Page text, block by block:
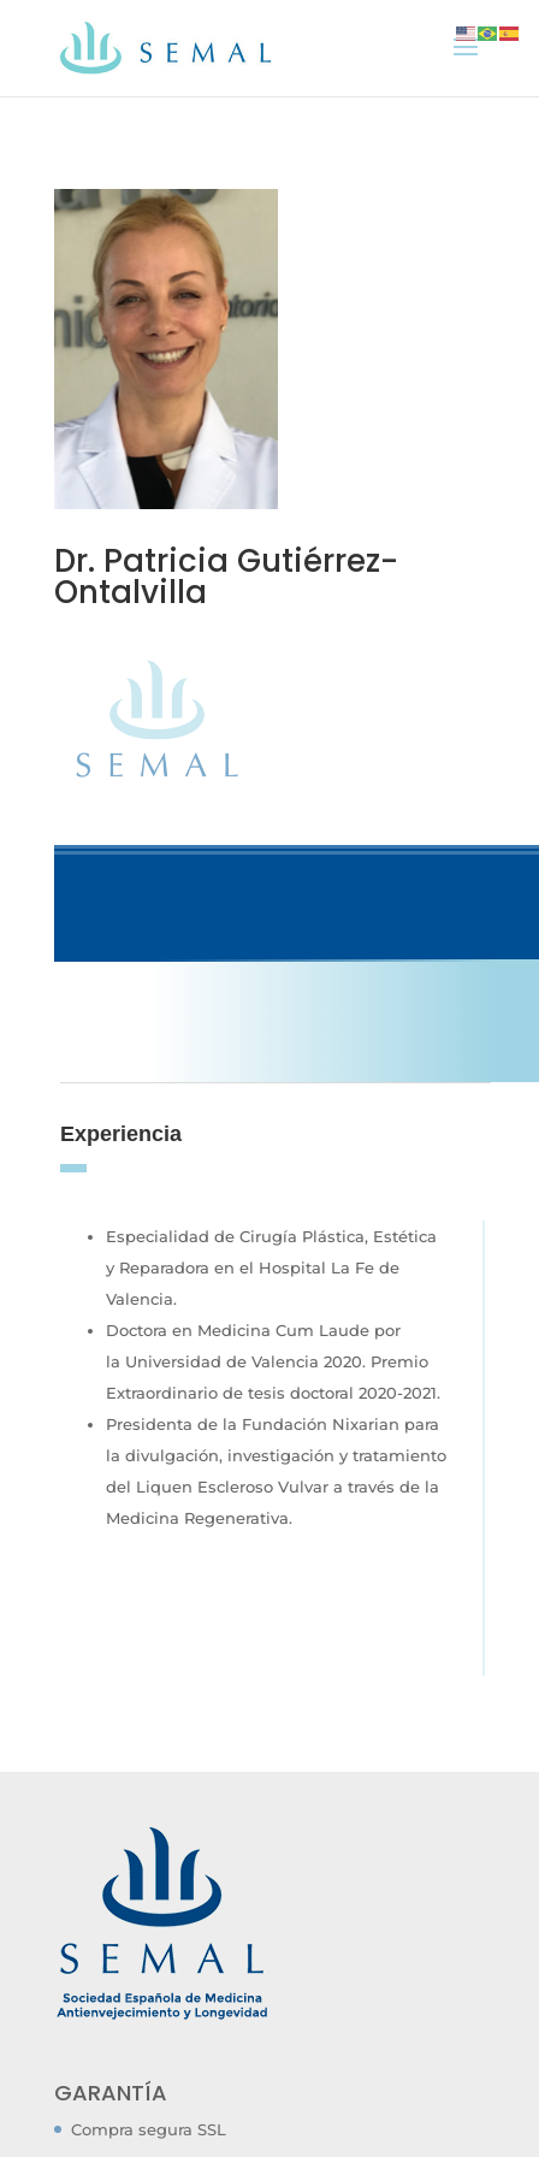
Dr. Patricia Gutiérrez-
Ontalvilla
Experiencia
Especialidad de Cirugía Plástica, Estética
y Reparadora en el Hospital La Fe de
Valencia.
Doctora en Medicina Cum Laude por
la Universidad de Valencia 2020. Premio
Extraordinario de tesis doctoral 2020-2021.
Presidenta de la Fundación Nixarian para
la divulgación, investigación y tratamiento
del Liquen Escleroso Vulvar a través de la
Medicina Regenerativa.
GARANTÍA
Compra segura SSL